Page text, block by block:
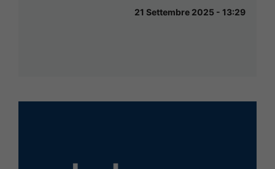
21 Settembre 2025 - 13:29